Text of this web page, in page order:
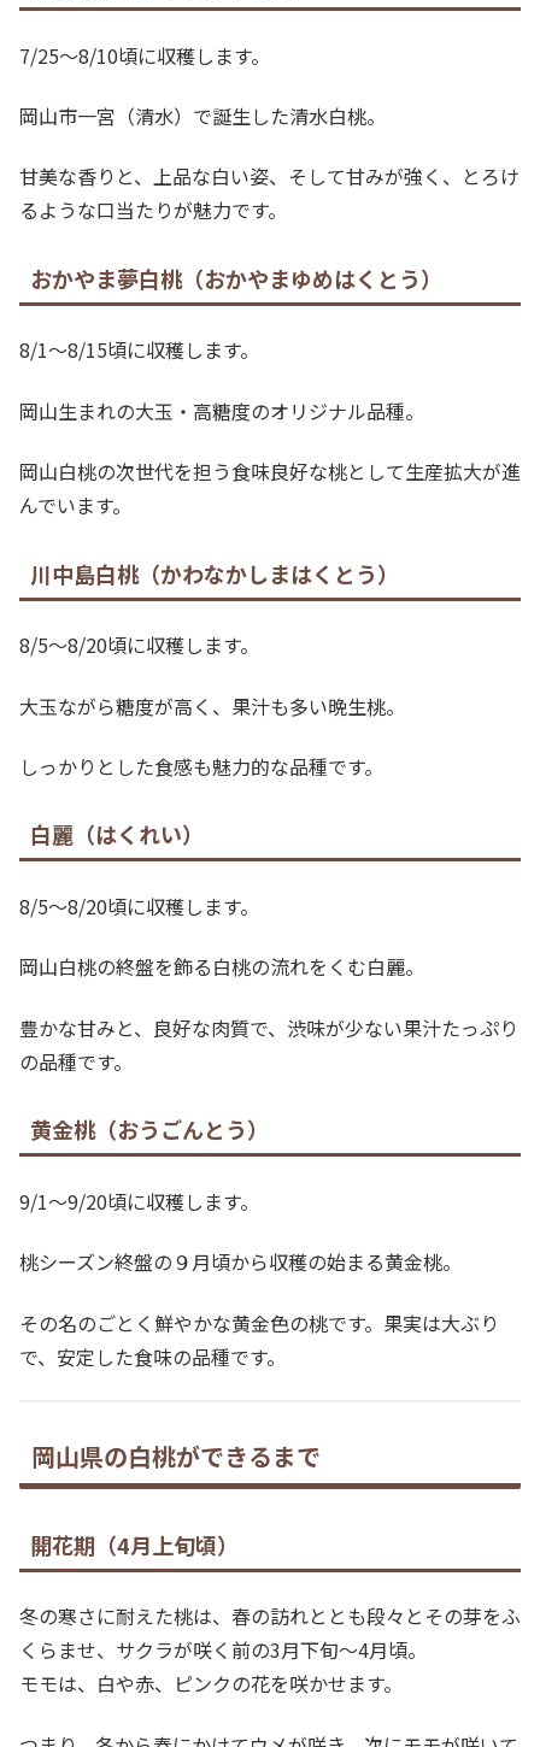
7/25～8/10頃に収穫します。
岡山市一宮（清水）で誕生した清水白桃。
甘美な香りと、上品な白い姿、そして甘みが強く、とろけ
るような口当たりが魅力です。
おかやま夢白桃（おかやまゆめはくとう）
8/1～8/15頃に収穫します。
岡山生まれの大玉・高糖度のオリジナル品種。
岡山白桃の次世代を担う食味良好な桃として生産拡大が進
んでいます。
川中島白桃（かわなかしまはくとう）
8/5～8/20頃に収穫します。
大玉ながら糖度が高く、果汁も多い晩生桃。
しっかりとした食感も魅力的な品種です。
白麗（はくれい）
8/5～8/20頃に収穫します。
岡山白桃の終盤を飾る白桃の流れをくむ白麗。
豊かな甘みと、良好な肉質で、渋味が少ない果汁たっぷり
の品種です。
黄金桃（おうごんとう）
9/1～9/20頃に収穫します。
桃シーズン終盤の９月頃から収穫の始まる黄金桃。
その名のごとく鮮やかな黄金色の桃です。果実は大ぶり
で、安定した食味の品種です。
岡山県の白桃ができるまで
開花期（4月上旬頃）
冬の寒さに耐えた桃は、春の訪れととも段々とその芽をふ
くらませ、サクラが咲く前の3月下旬～4月頃。
モモは、白や赤、ピンクの花を咲かせます。